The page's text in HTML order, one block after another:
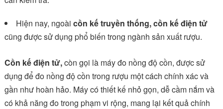
Hiện nay, ngoài cồn kế truyền thống, cồn kế điện tử
cũng được sử dụng phổ biến trong ngành sản xuất rượu.
Cồn kế điện tử,còn gọi là máy đo nồng độ cồn, được sử
dụng để đo nồng độ cồn trong rượu một cách chính xác và
gần như hoàn hảo. Máy có thiết kế nhỏ gọn, dễ cầm nắm và
có khả năng đo trong phạm vi rộng, mang lại kết quả chính